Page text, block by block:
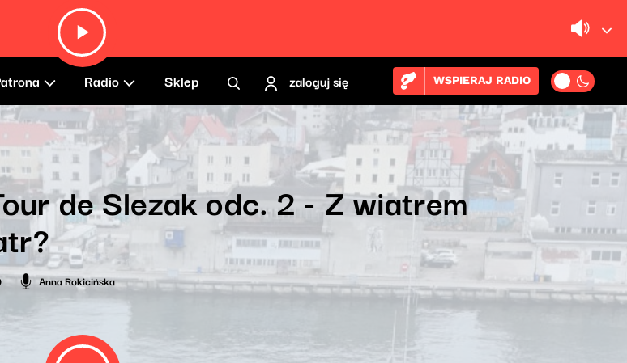
Radio Sklep zaloguj się WSPIERAJ RADIO
de Slezak odc. 2 - Z wiatrem
Anna Rokicińska